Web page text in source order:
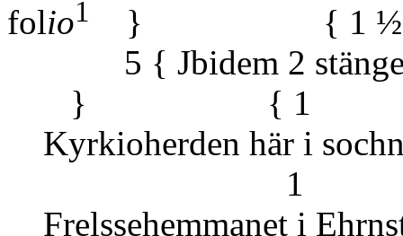
folio1
} { 1 ½
5 {
} { 1
Kyrkioherden
1